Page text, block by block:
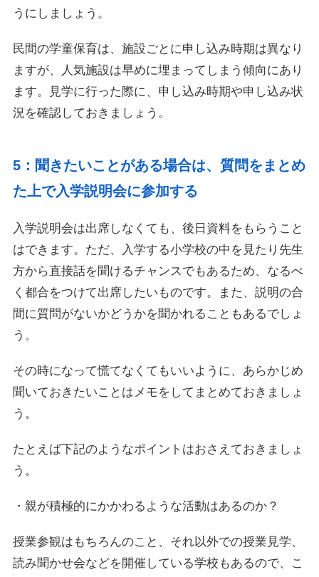
うにしましょう。
民間の学童保育は、施設ごとに申し込み時期は異なり
ますが、人気施設は早めに埋まってしまう傾向にあり
ます。見学に行った際に、申し込み時期や申し込み状
況を確認しておきましょう。
5：聞きたいことがある場合は、質問をまとめ
た上で入学説明会に参加する
入学説明会は出席しなくても、後日資料をもらうこと
はできます。ただ、入学する小学校の中を見たり先生
方から直接話を聞けるチャンスでもあるため、なるべ
く都合をつけて出席したいものです。また、説明の合
間に質問がないかどうかを聞かれることもあるでしょ
う。
その時になって慌てなくてもいいように、あらかじめ
聞いておきたいことはメモをしてまとめておきましょ
う。
たとえば下記のようなポイントはおさえておきましょ
う。
・親が積極的にかかわるような活動はあるのか？
授業参観はもちろんのこと、それ以外での授業見学、
読み聞かせ会などを開催している学校もあるので、こ